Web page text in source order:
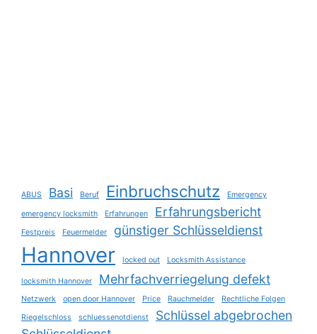
ABUS Basi Beruf Einbruchschutz Emergency
emergency locksmith Erfahrungen Erfahrungsbericht
Festpreis Feuermelder günstiger Schlüsseldienst
Hannover locked out Locksmith Assistance
locksmith Hannover Mehrfachverriegelung defekt
Netzwerk open door Hannover Price Rauchmelder
Rechtliche Folgen
Riegelschloss
schluessenotdienst
Schlüssel abgebrochen